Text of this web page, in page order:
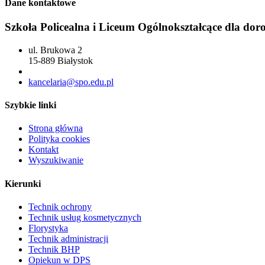
Dane kontaktowe
Szkoła Policealna i Liceum Ogólnokształcące dla
ul. Brukowa 2
15-889 Białystok
kancelaria@spo.edu.pl
Szybkie linki
Strona główna
Polityka cookies
Kontakt
Wyszukiwanie
Kierunki
Technik ochrony
Technik usług kosmetycznych
Florystyka
Technik administracji
Technik BHP
Opiekun w DPS